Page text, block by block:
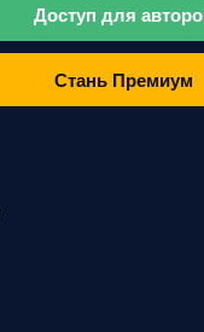
Доступ для
Стань Премиум